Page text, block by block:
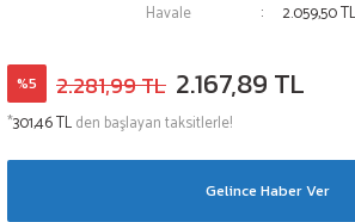
Havale
2.059,50
%5 2.281,99 TL 2.167,89 TL
*301,46 TLden başlayan taksitlerle!
Gelince Haber Ver